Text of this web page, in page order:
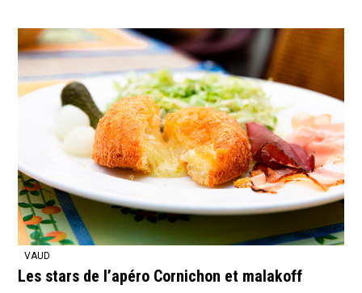
VAUD
Les stars de l’apéro Cornichon et malakoff